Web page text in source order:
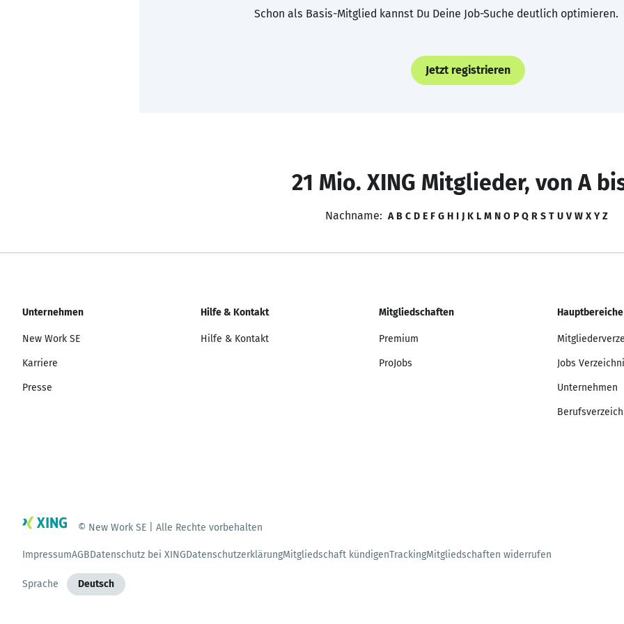
Schon als Basis-Mitglied kannst Du Deine Job-Suche deutlich optimieren.
Jetzt registrieren
21 Mio. XING Mitglieder, von A
Nachname: A B C D E F G H I J K L M N O P Q R S T U V W X Y Z
Unternehmen
New Work SE
Karriere
Presse
Hilfe & Kontakt
Hilfe & Kontakt
Mitgliedschaften
Premium
ProJobs
Hauptbereiche
Jobs
Unternehmen
© New Work SE | Alle Rechte vorbehalten
ImpressumAGBDatenschutz bei XINGDatenschutzerklärungMitgliedschaft kündigenTrackingMitgliedschaften widerrufen
Sprache Deutsch